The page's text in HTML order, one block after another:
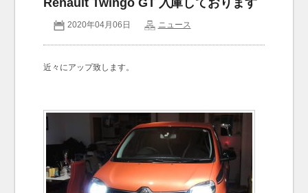
アクセス
お問い合わせ
Renault Twingo GT 入庫しております
2020年04月06日 ニュース
近々にアップ致します。